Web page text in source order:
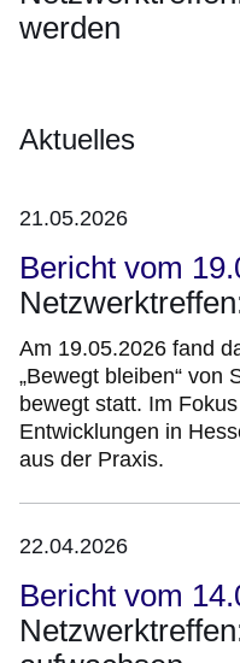
werden
Aktuelles
21.05.2026
Bericht vom
Am 19.05.2026 fand
„Bewegt bleiben“ von
bewegt statt. Im
Entwicklungen in
aus der Praxis.
22.04.2026
Bericht vom